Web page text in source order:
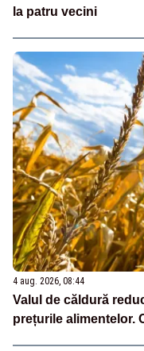
la patru vecini
4 aug. 2026, 08:44
Valul de căldură
prețurile alimentelor.